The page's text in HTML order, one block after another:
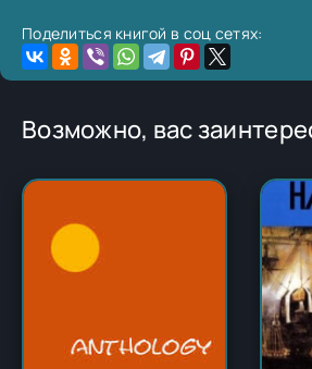
Поделиться книгой в соц сетях:
Возможно, вас